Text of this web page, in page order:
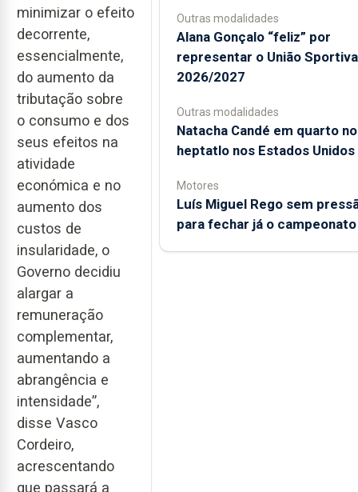
minimizar o efeito
decorrente,
essencialmente,
do aumento da
tributação sobre
o consumo e dos
seus efeitos na
atividade
económica e no
aumento dos
custos de
insularidade, o
Governo decidiu
alargar a
remuneração
complementar,
aumentando a
abrangência e
intensidade”,
disse Vasco
Cordeiro,
acrescentando
que passará a
Outras modalidades
Alana Gonçalo “feliz” por
representar o União
2026/2027
Outras modalidades
Natacha Candé em quarto no
heptatlo nos Estados Unidos
Motores
Luís Miguel Rego sem
para fechar já o campeonato